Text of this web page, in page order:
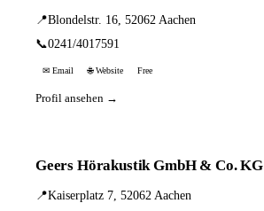
📍Blondelstr. 16, 52062 Aachen
📞0241/4017591
✉ Email 🌐 Website Free
Profil ansehen →
Geers Hörakustik GmbH & Co. KG
📍Kaiserplatz 7, 52062 Aachen